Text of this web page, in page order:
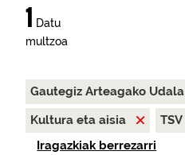
1 Datu
multzoa
Gautegiz Arteagako Udala
Kultura eta aisia
TSV
Iragazkiak berrezarri